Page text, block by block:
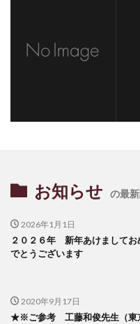
お知らせ の最
2026年1月1日
２０２６年 新年あけましてお
でとうございます
2020年9月17日
★※ご参考 工藤和俊先生（東